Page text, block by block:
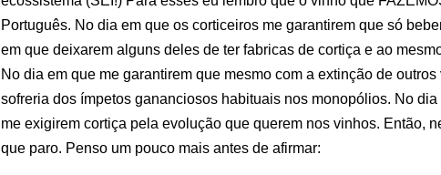
Português. No dia em que os corticeiros me garantirem que só
em que deixarem alguns deles de ter fabricas de cortiça e ao
No dia em que me garantirem que mesmo com a extinção de
sofreria dos ímpetos gananciosos habituais nos monopólios. No
me exigirem cortiça pela evolução que querem nos vinhos. Então,
que paro. Penso um pouco mais antes de afirmar: